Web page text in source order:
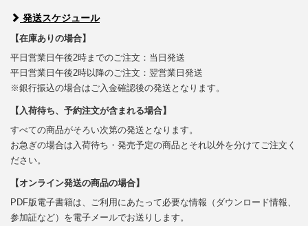
発送スケジュール
【在庫ありの場合】
平日営業日午後2時までのご注文：当日発送
平日営業日午後2時以降のご注文：翌営業日発送
※銀行振込の場合はご入金確認後の発送となります。
【入荷待ち、予約注文が含まれる場合】
すべての商品がそろい次第の発送となります。
お急ぎの場合は入荷待ち・発売予定の商品とそれ以外を分けてご注文く
ださい。
【オンライン発送の商品の場合】
PDF版電子書籍は、ご利用にあたって必要な情報（ダウンロード情報、
参加証など）を電子メールでお送りします。